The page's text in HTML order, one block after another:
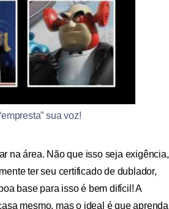
sua voz!
na área. Não que isso seja exigência,
ter seu certificado de dublador,
base para isso é bem difícil! A
mesmo, mas o ideal é que aprenda